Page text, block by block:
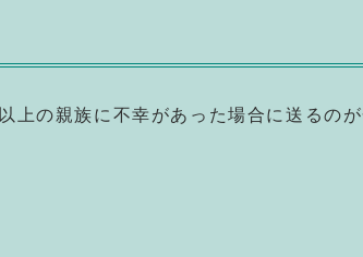
上の親族に不幸があった場合に送るのが